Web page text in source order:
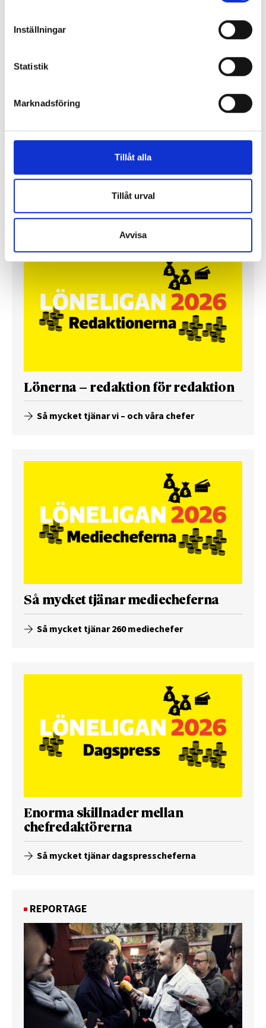
Inställningar
Statistik
Marknadsföring
Tillåt alla
Tillåt urval
Avvisa
”Jag vill att Mellanöstern ska
Gilda Hamidi-Nia
Lönerna – redaktion för redaktion
Så mycket tjänar vi – och våra chefer
Så mycket tjänar mediecheferna
Så mycket tjänar 260 mediechefer
Enorma skillnader mellan
chefredaktörerna
Så mycket tjänar dagspresscheferna
REPORTAGE